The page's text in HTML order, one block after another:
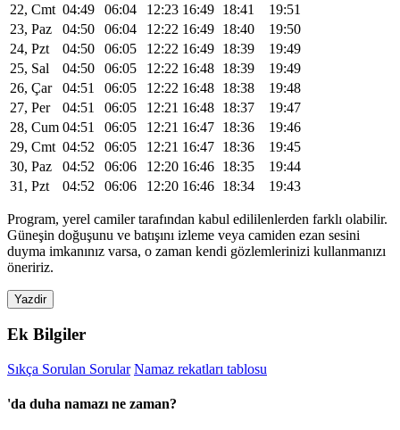
22, Cmt 04:49 06:04 12:23 16:49 18:41
19:51
23, Paz
04:50 06:04 12:22 16:49 18:40
19:50
24, Pzt
04:50 06:05 12:22 16:49 18:39
19:49
25, Sal
04:50 06:05 12:22 16:48 18:39
19:49
26, Çar
04:51 06:05 12:22 16:48 18:38
19:48
27, Per
04:51 06:05 12:21 16:48 18:37
19:47
28, Cum 04:51 06:05 12:21 16:47 18:36
19:46
29, Cmt 04:52 06:05 12:21 16:47 18:36
19:45
30, Paz
04:52 06:06 12:20 16:46 18:35
19:44
31, Pzt
04:52 06:06 12:20 16:46 18:34 19:43
Program, yerel camiler tarafından kabul edililenlerden farklı olabilir.
Güneşin doğuşunu ve batışını izleme veya camiden ezan sesini
duyma imkanınız varsa, o zaman kendi gözlemlerinizi kullanmanızı
öneririz.
Yazdir
Ek Bilgiler
Sıkça Sorulan Sorular Namaz rekatları tablosu
'da duha namazı ne zaman?